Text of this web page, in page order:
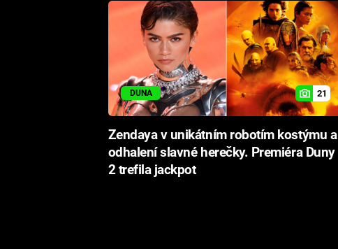
DUNA 21
Zendaya v unikátním robotím kostýmu a
odhalení slavné herečky. Premiéra Duny
2 trefila jackpot